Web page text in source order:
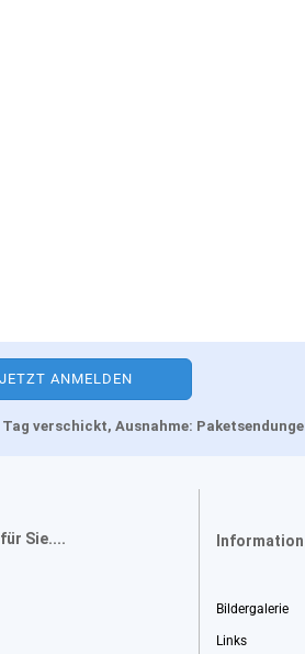
verschickt, Ausnahme:
Sie....
Bildergalerie
Links